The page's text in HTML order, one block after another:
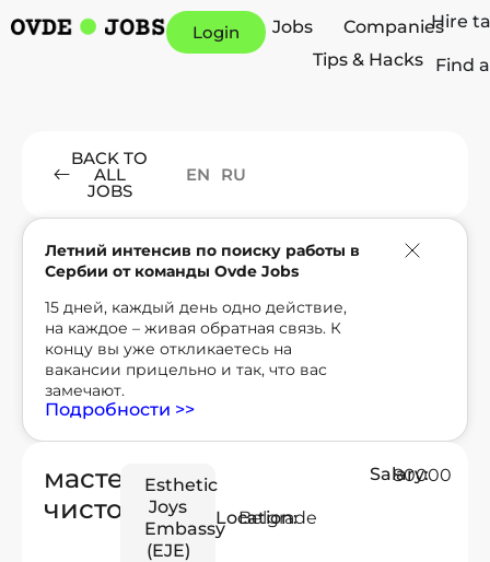
Login Jobs
Companies
Tips & Hacks
Hire
Find
BACK TO
ALL
JOBS
EN RU
Летний интенсив по поиску работы в
Сербии от команды Ovde Jobs
15 дней, каждый день одно действие,
на каждое – живая обратная связь. К
концу вы уже откликаетесь на
вакансии прицельно и так, что вас
замечают.
Подробности >>
мастер
чистоты
Esthetic
Joys
Embassy
(EJE)
Location:
Belgrade
Salary:
80000